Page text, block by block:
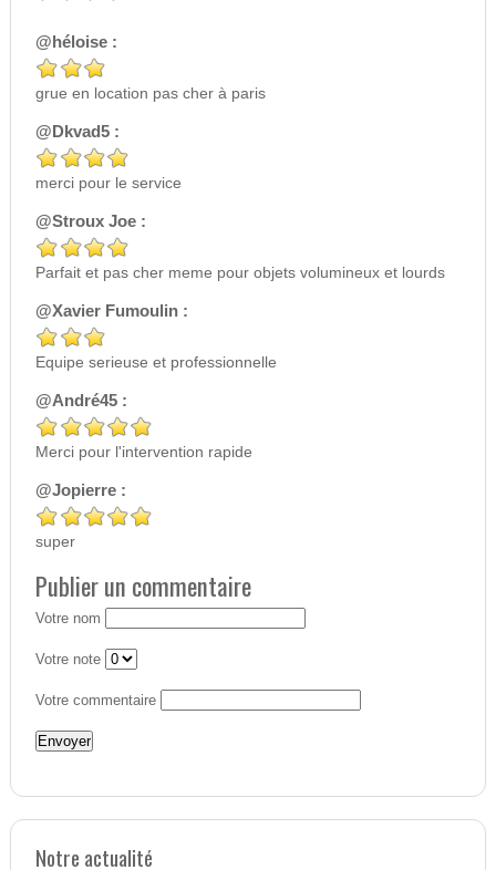
@héloise :
grue en location pas cher à paris
@Dkvad5 :
merci pour le service
@Stroux Joe :
Parfait et pas cher meme pour objets volumineux et lourds
@Xavier Fumoulin :
Equipe serieuse et professionnelle
@André45 :
Merci pour l'intervention rapide
@Jopierre :
super
Publier un commentaire
Votre nom
Votre note
Votre commentaire
Notre actualité